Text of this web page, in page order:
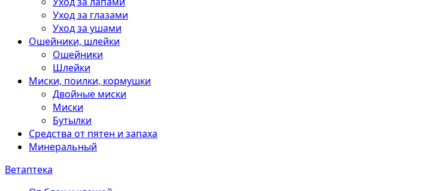
Уход за глазами
Уход за ушами
Ошейники, шлейки
Ошейники
Шлейки
Миски, поилки, кормушки
Двойные миски
Миски
Бутылки
Средства от пятен и запаха
Минеральный
Ветаптека